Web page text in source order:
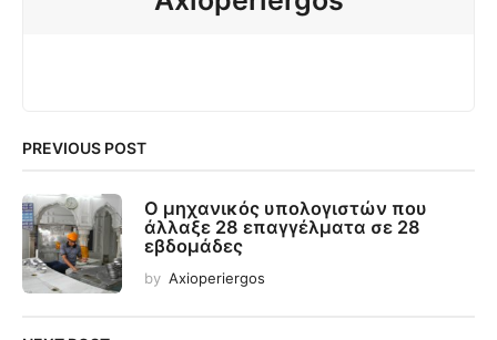
PREVIOUS POST
Ο μηχανικός υπολογιστών που
άλλαξε 28 επαγγέλματα σε 28
εβδομάδες
by Axioperiergos